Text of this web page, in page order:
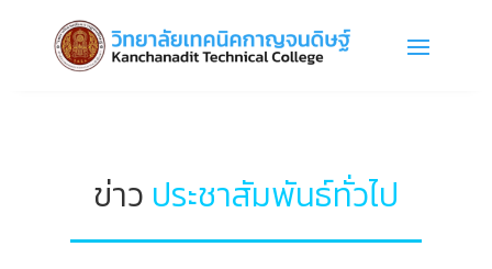
ข่าว ประชาสัมพันธ์ทั่วไป